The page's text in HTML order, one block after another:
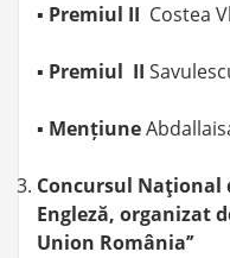
▪ Premiul II Costea
▪ Premiul II
▪ Mențiune
Concursul Naţional
Engleză, organizat
Union România’’